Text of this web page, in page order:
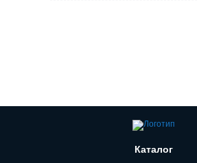
Каталог